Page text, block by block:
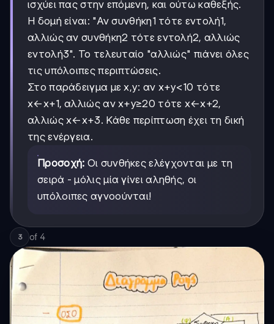
ισχύει πας στην επόμενη, και ούτω καθεξής.
Η δομή είναι: "Αν συνθήκη1 τότε εντολή1,
αλλιώς αν συνθήκη2 τότε εντολή2, αλλιώς
εντολή3". Το τελευταίο "αλλιώς" πιάνει όλες
τις υπόλοιπες περιπτώσεις.
Στο παράδειγμα με x,y: αν x+y<10 τότε
x←x+1, αλλιώς αν x+y≥20 τότε x←x+2,
αλλιώς x←x+3. Κάθε περίπτωση έχει τη δική
της ενέργεια.
Προσοχή: Οι συνθήκες ελέγχονται με τη
σειρά - μόλις μία γίνει αληθής, οι
υπόλοιπες αγνοούνται!
3 of 4